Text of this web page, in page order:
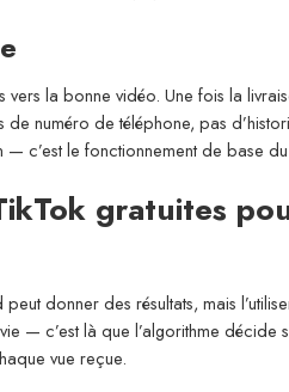
vers la bonne vidéo. Une fois la
de numéro de téléphone, pas
c’est le fonctionnement de base
gratuites
donner des résultats, mais
— c’est là que l’algorithme décide
vue reçue.